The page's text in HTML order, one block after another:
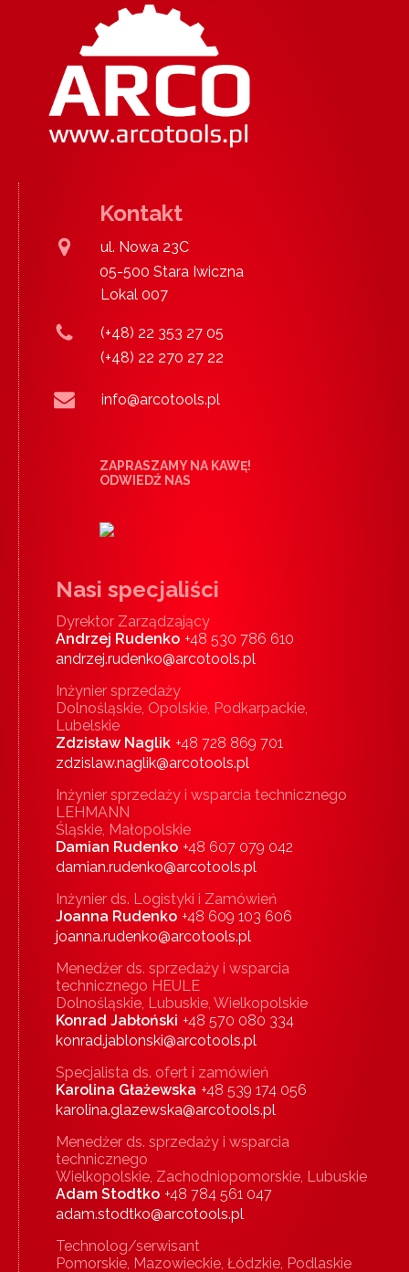
Kontakt
ul. Nowa 23C
05-500 Stara Iwiczna
Lokal 007
(+48) 22 353 27 05
(+48) 22 270 27 22
info@arcotools.pl
ZAPRASZAMY NA KAWĘ!
ODWIEDŹ NAS
Nasi specjaliści
Dyrektor Zarządzający
Andrzej Rudenko +48 530 786 610
andrzej.rudenko@arcotools.pl
Inżynier sprzedaży
Dolnośląskie, Opolskie, Podkarpackie,
Lubelskie
Zdzisław Naglik +48 728 869 701
zdzislaw.naglik@arcotools.pl
Inżynier sprzedaży i wsparcia technicznego
LEHMANN
Śląskie, Małopolskie
Damian Rudenko +48 607 079 042
damian.rudenko@arcotools.pl
Inżynier ds. Logistyki i Zamówień
Joanna Rudenko +48 609 103 606
joanna.rudenko@arcotools.pl
Menedżer ds. sprzedaży i wsparcia
technicznego HEULE
Dolnośląskie, Lubuskie, Wielkopolskie
Konrad Jabłoński +48 570 080 334
konrad.jablonski@arcotools.pl
Specjalista ds. ofert i zamówień
Karolina Głażewska +48 539 174 056
karolina.glazewska@arcotools.pl
Menedżer ds. sprzedaży i wsparcia
technicznego
Wielkopolskie, Zachodniopomorskie, Lubuskie
Adam Stodtko +48 784 561 047
adam.stodtko@arcotools.pl
Technolog/serwisant
Pomorskie, Mazowieckie, Łódzkie, Podlaskie